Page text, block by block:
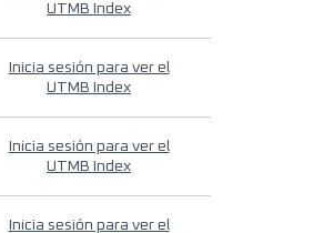
UTMB Index
Inicia sesión para ver el
UTMB Index
Inicia sesión para ver el
UTMB Index
Inicia sesión para ver el